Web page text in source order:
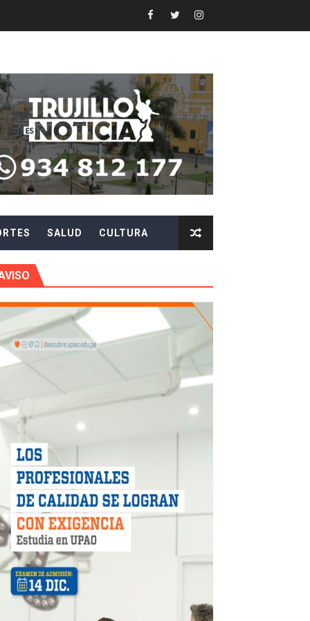
en beneficios para toda su familia
El Niño
EVITAR ROBOS Y ESTAFAS
CIUDADANÍA A REPORTARLOS
EN EL SORTEO DE HIDRANDINA
de S/180,000 en premios
en primer semestre de 2026
móvil en el primer semestre de 2026
LA LIBERTAD"
CON ENERGÍA” DE HIDRANDINA
paga mientras no estés en casa
DE FLORENCIA DE MORA
MÍNIMAS DE SEGURIDAD
con Checa tu señal
EN EL SORTEO POR FIESTAS PATRIAS DE
DEUDAS ELÉCTRICAS
SALUD CULTURA